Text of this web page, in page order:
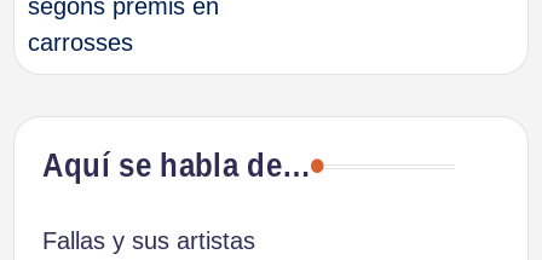
entradas
segons premis en
carrosses
Aquí se habla de…
Fallas y sus artistas